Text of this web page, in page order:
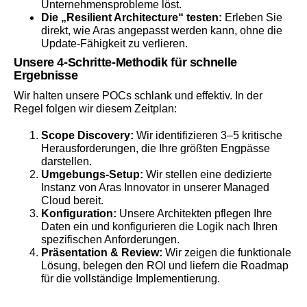
Unternehmensprobleme löst.
Die „Resilient Architecture“ testen: Erleben Sie
direkt, wie Aras angepasst werden kann, ohne die
Update-Fähigkeit zu verlieren.
Unsere 4-Schritte-Methodik für schnelle
Ergebnisse
Wir halten unsere POCs schlank und effektiv. In der
Regel folgen wir diesem Zeitplan:
Scope Discovery: Wir identifizieren 3–5 kritische
Herausforderungen, die Ihre größten Engpässe
darstellen.
Umgebungs-Setup: Wir stellen eine dedizierte
Instanz von Aras Innovator in unserer Managed
Cloud bereit.
Konfiguration: Unsere Architekten pflegen Ihre
Daten ein und konfigurieren die Logik nach Ihren
spezifischen Anforderungen.
Präsentation & Review: Wir zeigen die funktionale
Lösung, belegen den ROI und liefern die Roadmap
für die vollständige Implementierung.